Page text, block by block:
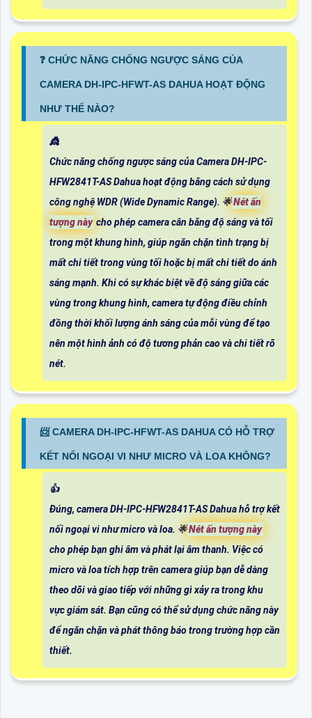
❓ CHỨC NĂNG CHỐNG NGƯỢC SÁNG CỦA
CAMERA DH-IPC-HFWT-AS DAHUA HOẠT ĐỘNG
NHƯ THẾ NÀO?
👸
Chức năng chống ngược sáng của Camera DH-IPC-
HFW2841T-AS Dahua hoạt động bằng cách sử dụng
công nghệ WDR (Wide Dynamic Range). 🌟Nét ấn
tượng này cho phép camera cân bằng độ sáng và tối
trong một khung hình, giúp ngăn chặn tình trạng bị
mất chi tiết trong vùng tối hoặc bị mất chi tiết do ánh
sáng mạnh. Khi có sự khác biệt về độ sáng giữa các
vùng trong khung hình, camera tự động điều chỉnh
đồng thời khối lượng ánh sáng của mỗi vùng để tạo
nên một hình ảnh có độ tương phản cao và chi tiết rõ
nét.
📨 CAMERA DH-IPC-HFWT-AS DAHUA CÓ HỖ TRỢ
KẾT NỐI NGOẠI VI NHƯ MICRO VÀ LOA KHÔNG?
👍
Đúng, camera DH-IPC-HFW2841T-AS Dahua hỗ trợ kết
nối ngoại vi như micro và loa. 🌟Nét ấn tượng này
cho phép bạn ghi âm và phát lại âm thanh. Việc có
micro và loa tích hợp trên camera giúp bạn dễ dàng
theo dõi và giao tiếp với những gì xảy ra trong khu
vực giám sát. Bạn cũng có thể sử dụng chức năng này
để ngăn chặn và phát thông báo trong trường hợp cần
thiết.